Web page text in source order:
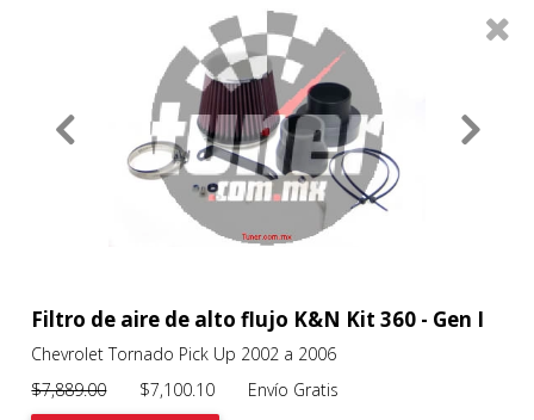
Services
Filtros 0
Previous
Filtro de aire de alto flujo K&N Kit 360 - Gen I
Chevrolet Tornado Pick Up 2002 a 2006
$7,889.00$7,100.10 Envío Gratis